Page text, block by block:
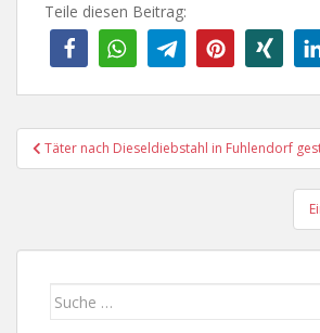
Teile diesen Beitrag:
Beitragsnavigation
Täter nach Dieseldiebstahl in Fuhlendorf
Suche